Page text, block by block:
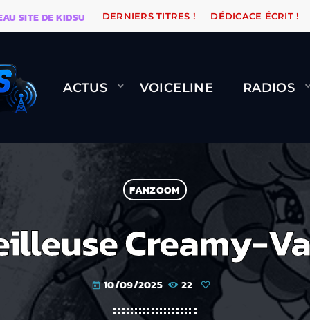
DE KIDSUNE WARÉTRO ORANGE ROAD QUI
DERNIERS TITRES ! DÉDICACE ÉCRIT !
ACTUS VOICELINE RADIOS
FANZOOM
Creamy-
today 10/09/2025 22